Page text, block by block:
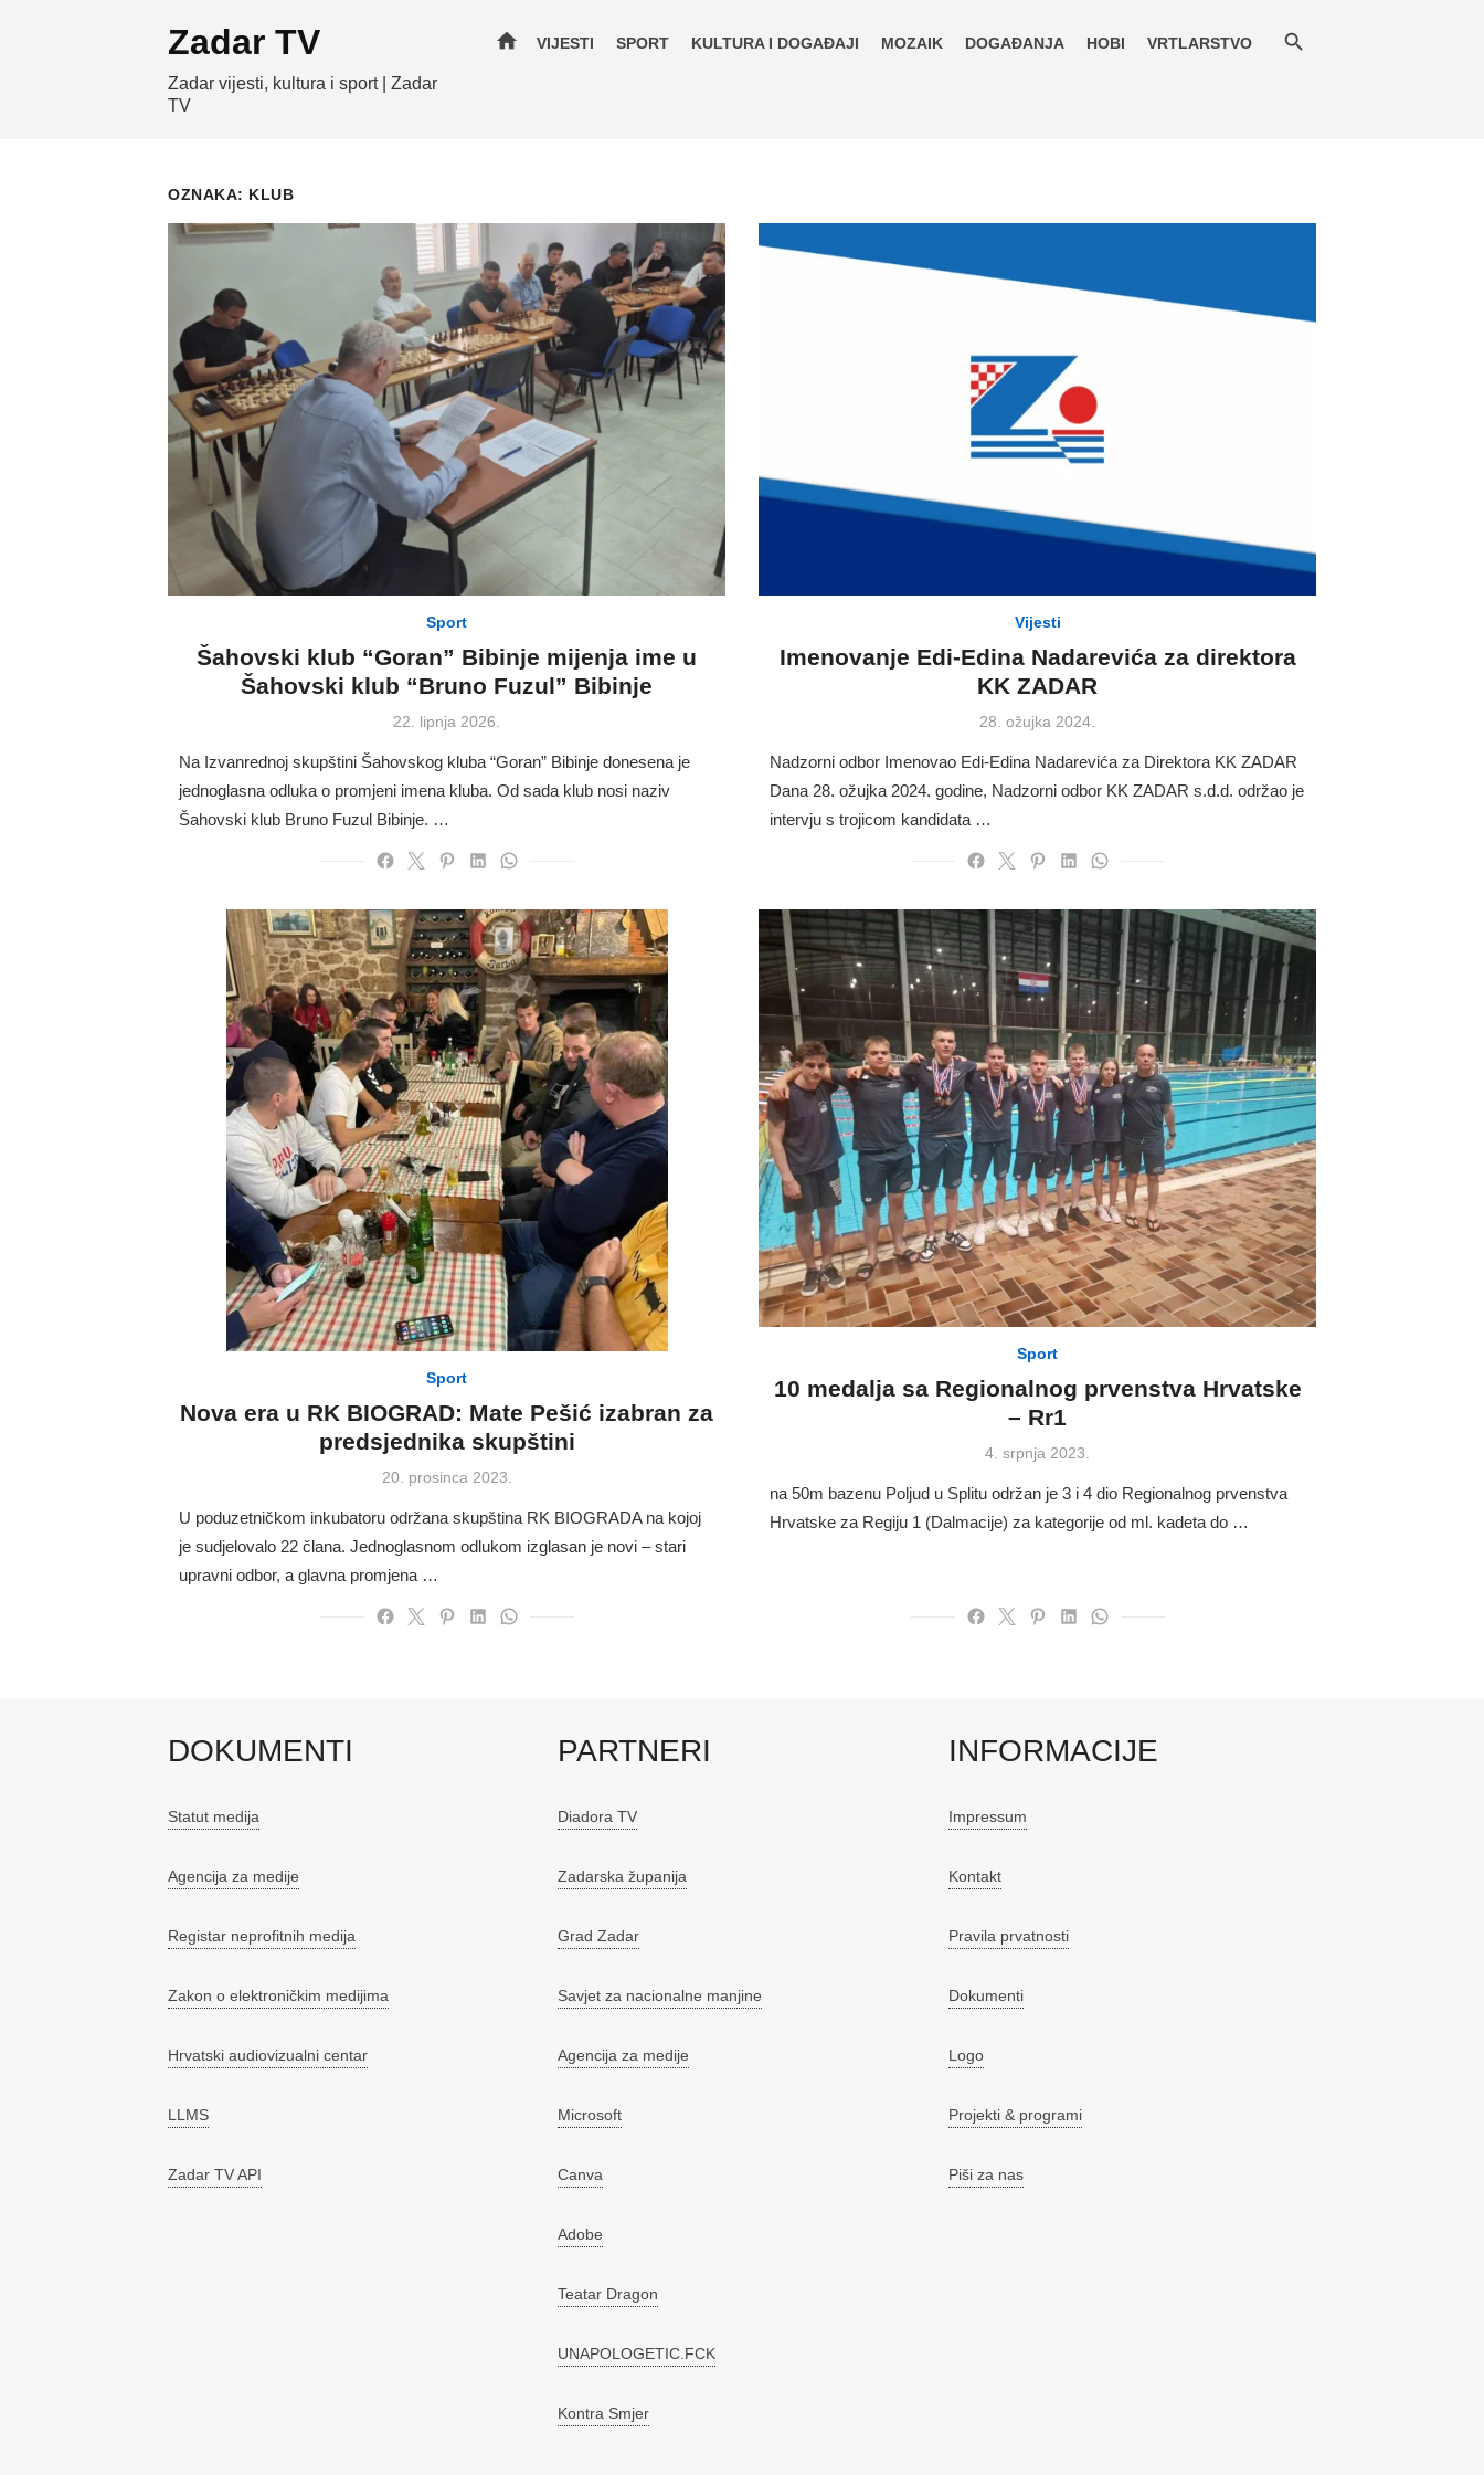
Zadar TV
Zadar vijesti, kultura i sport | Zadar
TV
home VIJESTI SPORT KULTURA I DOGAĐAJI MOZAIK DOGAĐANJA HOBI VRTLARSTVO
OZNAKA: KLUB
Sport
Šahovski klub “Goran” Bibinje mijenja ime u
Šahovski klub “Bruno Fuzul” Bibinje
Posted
22. lipnja 2026.
Na Izvanrednoj skupštini Šahovskog kluba “Goran” Bibinje donesena je
jednoglasna odluka o promjeni imena kluba. Od sada klub nosi naziv
Šahovski klub Bruno Fuzul Bibinje. …
Vijesti
Imenovanje Edi-Edina Nadarevića za direktora
KK ZADAR
Posted
28. ožujka 2024.
Nadzorni odbor Imenovao Edi-Edina Nadarevića za Direktora KK ZADAR
Dana 28. ožujka 2024. godine, Nadzorni odbor KK ZADAR s.d.d. održao je
intervju s trojicom kandidata …
Sport
Nova era u RK BIOGRAD: Mate Pešić izabran za
predsjednika skupštini
Posted
20. prosinca 2023.
U poduzetničkom inkubatoru održana skupština RK BIOGRADA na kojoj
je sudjelovalo 22 člana. Jednoglasnom odlukom izglasan je novi – stari
upravni odbor, a glavna promjena …
Sport
10 medalja sa Regionalnog prvenstva Hrvatske
– Rr1
Posted
4. srpnja 2023.
na 50m bazenu Poljud u Splitu održan je 3 i 4 dio Regionalnog prvenstva
Hrvatske za Regiju 1 (Dalmacije) za kategorije od ml. kadeta do …
DOKUMENTI
Statut medija
Agencija za medije
Registar neprofitnih medija
Zakon o elektroničkim medijima
Hrvatski audiovizualni centar
LLMS
Zadar TV API
PARTNERI
Diadora TV
Zadarska županija
Grad Zadar
Savjet za nacionalne manjine
Agencija za medije
Microsoft
Canva
Adobe
Teatar Dragon
UNAPOLOGETIC.FCK
Kontra Smjer
INFORMACIJE
Impressum
Kontakt
Pravila prvatnosti
Dokumenti
Logo
Projekti & programi
Piši za nas